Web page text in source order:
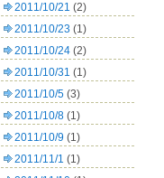
2011/10/21 (2)
2011/10/23 (1)
2011/10/24 (2)
2011/10/31 (1)
2011/10/5 (3)
2011/10/8 (1)
2011/10/9 (1)
2011/11/1 (1)